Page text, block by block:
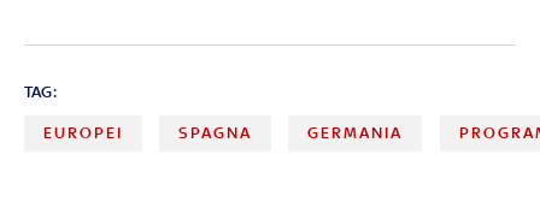
TAG:
EUROPEI SPAGNA GERMANIA